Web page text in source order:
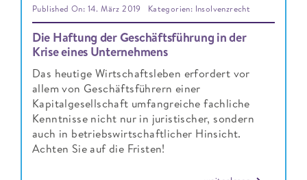
Published On: 14. März 2019 Kategorien: Insolvenzrecht
Die Haftung der Geschäftsführung in der
Krise eines Unternehmens
Das heutige Wirtschaftsleben erfordert vor
allem von Geschäftsführern einer
Kapitalgesellschaft umfangreiche fachliche
Kenntnisse nicht nur in juristischer, sondern
auch in betriebswirtschaftlicher Hinsicht.
Achten Sie auf die Fristen!